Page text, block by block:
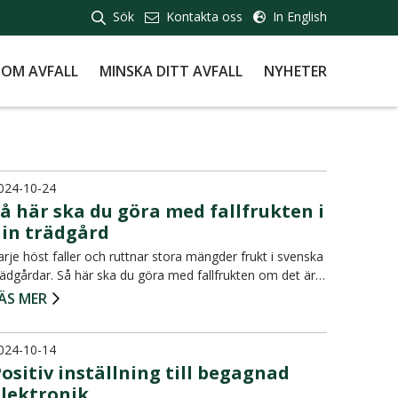
Sök Kontakta oss In English
AVFALL MINSKA DITT AVFALL NYHETER
10-24
här ska du göra med fallfrukten i
trädgård
höst faller och ruttnar stora mängder frukt i svenska
Så här ska du göra med fallfrukten om det är…
MER
10-14
inställning till begagnad